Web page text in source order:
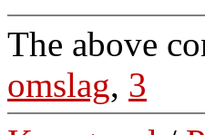
The above
omslag, 3